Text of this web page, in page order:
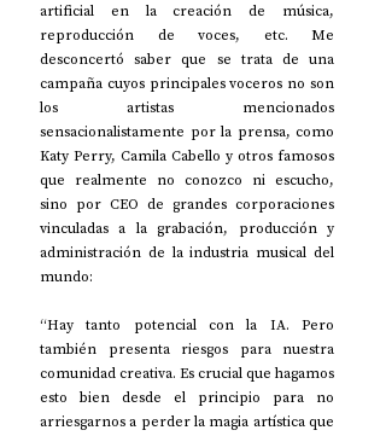
artificial en la creación de música,
reproducción de voces, etc. Me
desconcertó saber que se trata de una
campaña cuyos principales voceros no son
los artistas mencionados
sensacionalistamente por la prensa, como
Katy Perry, Camila Cabello y otros famosos
que realmente no conozco ni escucho,
sino por CEO de grandes corporaciones
vinculadas a la grabación, producción y
administración de la industria musical del
mundo:
“Hay tanto potencial con la IA. Pero
también presenta riesgos para nuestra
comunidad creativa. Es crucial que hagamos
esto bien desde el principio para no
arriesgarnos a perder la magia artística que